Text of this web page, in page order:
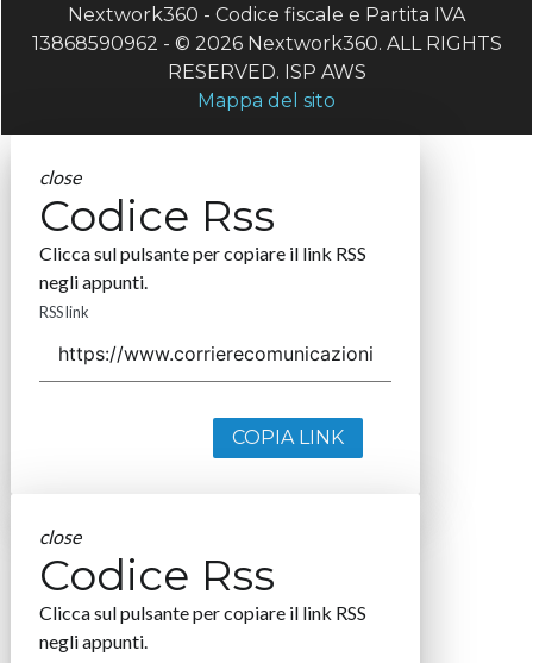
Nextwork360 - Codice fiscale e Partita IVA
13868590962 - © 2026 Nextwork360. ALL RIGHTS
RESERVED. ISP AWS
Mappa del sito
close
Codice Rss
Clicca sul pulsante per copiare il link RSS
negli appunti.
RSS link
COPIA LINK
close
Codice Rss
Clicca sul pulsante per copiare il link RSS
negli appunti.